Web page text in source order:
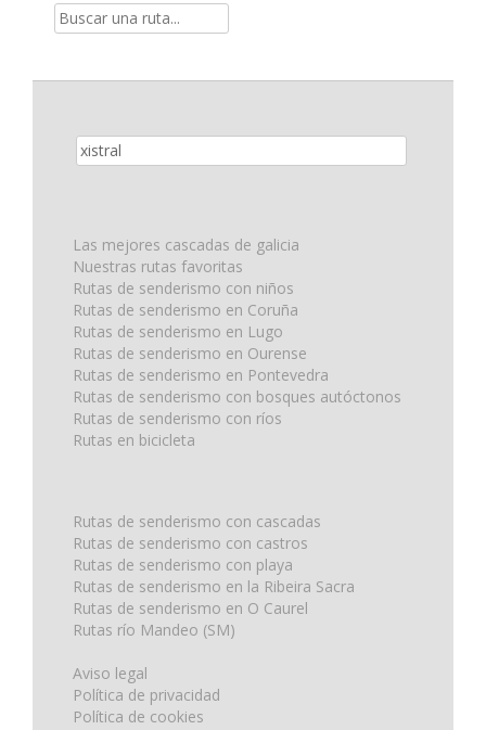
Resultados
Las mejores cascadas de galicia
Nuestras rutas favoritas
Rutas de senderismo con niños
Rutas de senderismo en Coruña
Rutas de senderismo en Lugo
Rutas de senderismo en Ourense
Rutas de senderismo en Pontevedra
Rutas de senderismo con bosques autóctonos
Rutas de senderismo con ríos
Rutas en bicicleta
Rutas de senderismo con cascadas
Rutas de senderismo con castros
Rutas de senderismo con playa
Rutas de senderismo en la Ribeira Sacra
Rutas de senderismo en O Caurel
Rutas río Mandeo (SM)
Aviso legal
Política de privacidad
Política de cookies